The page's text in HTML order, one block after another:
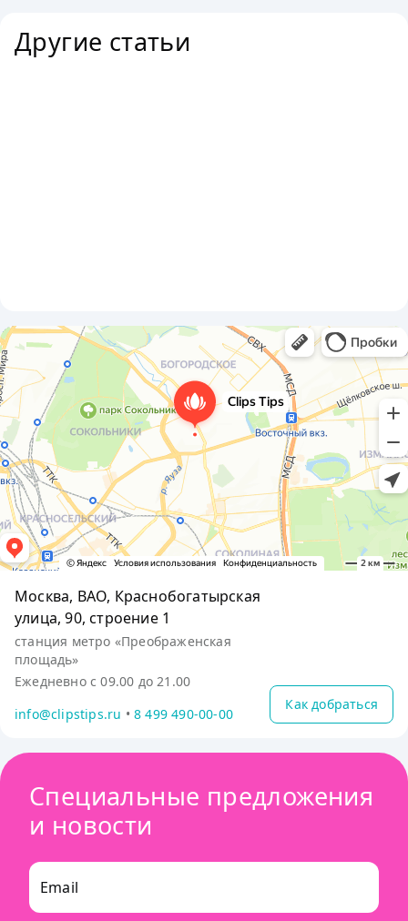
Другие статьи
Москва, ВАО, Краснобогатырская
улица, 90, строение 1
станция метро «Преображенская
площадь»
Ежедневно с 09.00 до 21.00
info@clipstips.ru •8 499 490-00-00
Как добраться
Специальные предложения
и новости
Email